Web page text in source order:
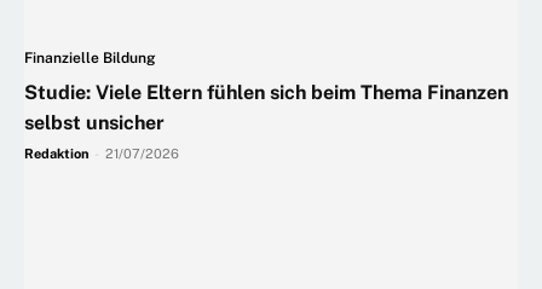
Finanzielle Bildung
Studie: Viele Eltern fühlen sich beim Thema Finanzen
selbst unsicher
Redaktion 21/07/2026